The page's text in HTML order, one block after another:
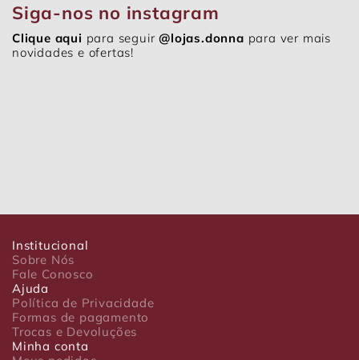
Siga-nos no instagram
Clique aqui para seguir@lojas.donna para ver mais
novidades e ofertas!
Institucional
Sobre Nós
Fale Conosco
Ajuda
Política de Privacidade
Formas de pagamento
Trocas e Devoluções
Minha conta